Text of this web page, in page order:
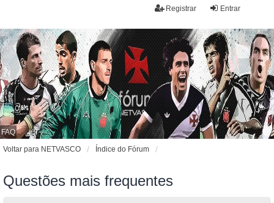
Entrar
Registrar
FAQ
Voltar para NETVASCO
Índice do Fórum
Questões mais frequentes